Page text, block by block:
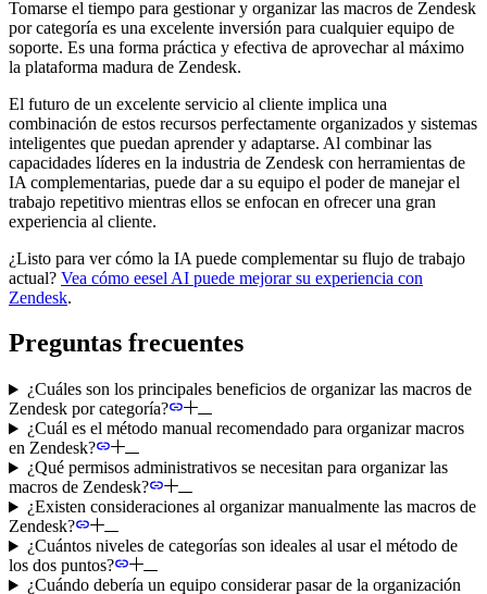
Tomarse el tiempo para gestionar y organizar las macros de Zendesk
por categoría es una excelente inversión para cualquier equipo de
soporte. Es una forma práctica y efectiva de aprovechar al máximo
la plataforma madura de Zendesk.
El futuro de un excelente servicio al cliente implica una
combinación de estos recursos perfectamente organizados y sistemas
inteligentes que puedan aprender y adaptarse. Al combinar las
capacidades líderes en la industria de Zendesk con herramientas de
IA complementarias, puede dar a su equipo el poder de manejar el
trabajo repetitivo mientras ellos se enfocan en ofrecer una gran
experiencia al cliente.
¿Listo para ver cómo la IA puede complementar su flujo de trabajo
actual? Vea cómo eesel AI puede mejorar su experiencia con
Zendesk.
Preguntas frecuentes
¿Cuáles son los principales beneficios de organizar las macros de
Zendesk por categoría?
¿Cuál es el método manual recomendado para organizar macros
en Zendesk?
¿Qué permisos administrativos se necesitan para organizar las
macros de Zendesk?
¿Existen consideraciones al organizar manualmente las macros de
Zendesk?
¿Cuántos niveles de categorías son ideales al usar el método de
los dos puntos?
¿Cuándo debería un equipo considerar pasar de la organización